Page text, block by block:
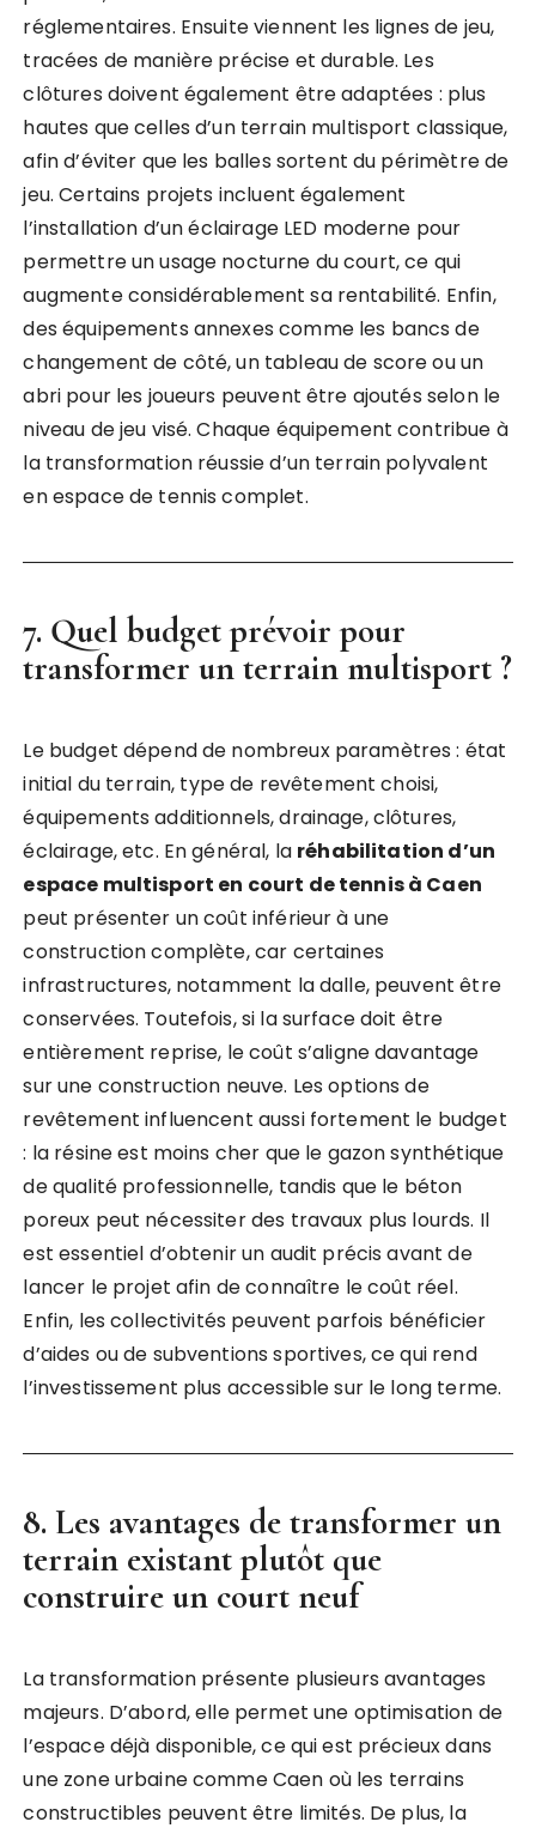
réglementaires. Ensuite viennent les lignes de jeu,
tracées de manière précise et durable. Les
clôtures doivent également être adaptées : plus
hautes que celles d’un terrain multisport classique,
afin d’éviter que les balles sortent du périmètre de
jeu. Certains projets incluent également
l’installation d’un éclairage LED moderne pour
permettre un usage nocturne du court, ce qui
augmente considérablement sa rentabilité. Enfin,
des équipements annexes comme les bancs de
changement de côté, un tableau de score ou un
abri pour les joueurs peuvent être ajoutés selon le
niveau de jeu visé. Chaque équipement contribue à
la transformation réussie d’un terrain polyvalent
en espace de tennis complet.
7. Quel budget prévoir pour
transformer un terrain multisport ?
Le budget dépend de nombreux paramètres : état
initial du terrain, type de revêtement choisi,
équipements additionnels, drainage, clôtures,
éclairage, etc. En général, la réhabilitation d’un
espace multisport en court de tennis à Caen
peut présenter un coût inférieur à une
construction complète, car certaines
infrastructures, notamment la dalle, peuvent être
conservées. Toutefois, si la surface doit être
entièrement reprise, le coût s’aligne davantage
sur une construction neuve. Les options de
revêtement influencent aussi fortement le budget
: la résine est moins cher que le gazon synthétique
de qualité professionnelle, tandis que le béton
poreux peut nécessiter des travaux plus lourds. Il
est essentiel d’obtenir un audit précis avant de
lancer le projet afin de connaître le coût réel.
Enfin, les collectivités peuvent parfois bénéficier
d’aides ou de subventions sportives, ce qui rend
l’investissement plus accessible sur le long terme.
8. Les avantages de transformer un
terrain existant plutôt que
construire un court neuf
La transformation présente plusieurs avantages
majeurs. D’abord, elle permet une optimisation de
l’espace déjà disponible, ce qui est précieux dans
une zone urbaine comme Caen où les terrains
constructibles peuvent être limités. De plus, la